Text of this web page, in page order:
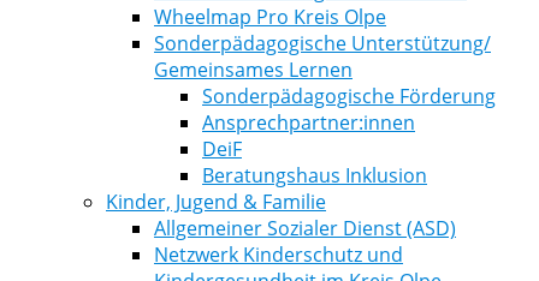
Wheelmap Pro Kreis Olpe
Sonderpädagogische Unterstützung/
Gemeinsames Lernen
Sonderpädagogische Förderung
Ansprechpartner:innen
DeiF
Beratungshaus Inklusion
Kinder, Jugend & Familie
Allgemeiner Sozialer Dienst (ASD)
Netzwerk Kinderschutz und